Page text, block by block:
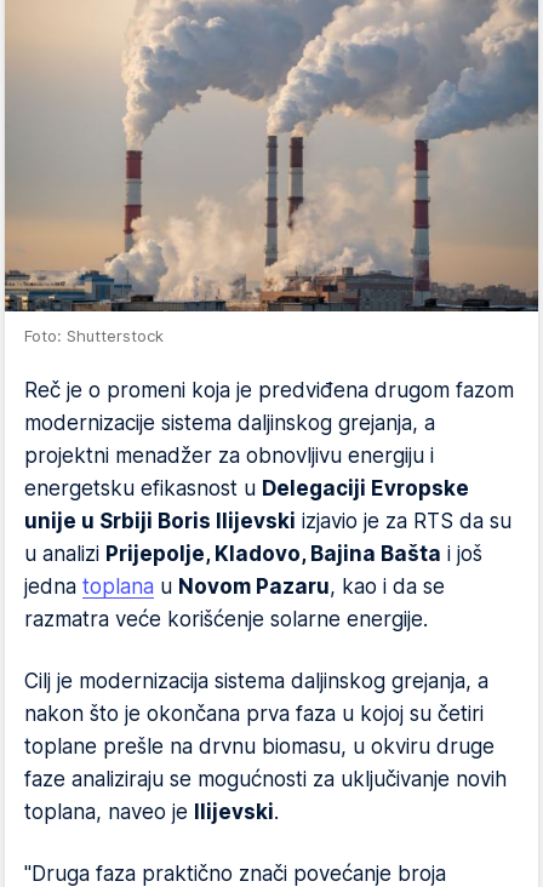
Foto: Shutterstock
Reč je o promeni koja je predviđena drugom fazom
modernizacije sistema daljinskog grejanja, a
projektni menadžer za obnovljivu energiju i
energetsku efikasnost u Delegaciji Evropske
unije u Srbiji Boris Ilijevski izjavio je za RTS da su
u analizi Prijepolje, Kladovo, Bajina Bašta i još
jedna toplana u Novom Pazaru, kao i da se
razmatra veće korišćenje solarne energije.
Cilj je modernizacija sistema daljinskog grejanja, a
nakon što je okončana prva faza u kojoj su četiri
toplane prešle na drvnu biomasu, u okviru druge
faze analiziraju se mogućnosti za uključivanje novih
toplana, naveo je Ilijevski.
"Druga faza praktično znači povećanje broja